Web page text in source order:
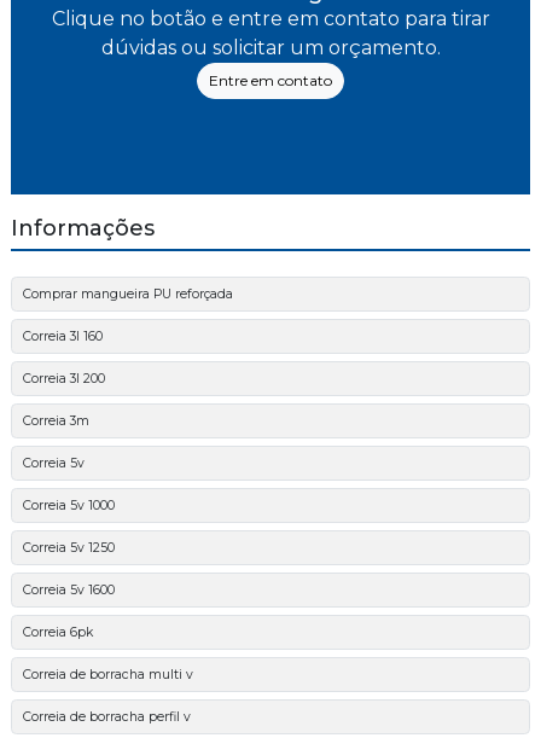
Clique no botão e entre em contato para tirar
dúvidas ou solicitar um orçamento.
Entre em contato
Informações
Comprar mangueira PU reforçada
Correia 3l 160
Correia 3l 200
Correia 3m
Correia 5v
Correia 5v 1000
Correia 5v 1250
Correia 5v 1600
Correia 6pk
Correia de borracha multi v
Correia de borracha perfil v